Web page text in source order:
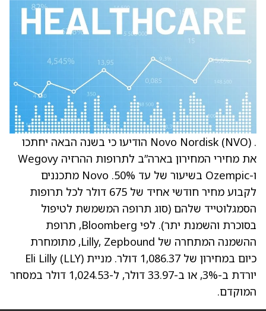
. Novo Nordisk (NVO) הודיעו כי בשנה הבאה יחתכו
את מחירי המחירון בארה”ב לתרופות ההרזיה Wegovy
ו-Ozempic בשיעור של עד 50%. Novo מתכננים
לקבוע מחיר חודשי אחיד של 675 דולר לכל תרופות
הסמגלוטייד שלהם (סוג תרופה המשמשת לטיפול
בסוכרת והשמנת יתר). לפי Bloomberg, תרופת
ההשמנה המתחרה של Lilly, Zepbound, מתומחרת
כיום במחירון של 1,086.37 דולר. מניית Eli Lilly (LLY)
יורדת ב-3%, או ב-33.97 דולר, ל-1,024.53 דולר במסחר
המוקדם.